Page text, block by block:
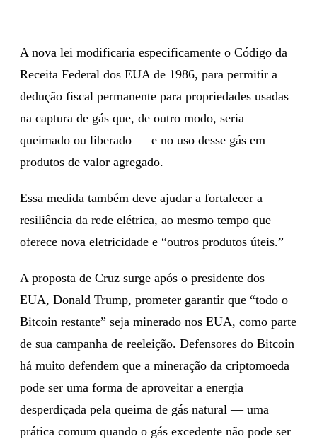
A nova lei modificaria especificamente o Código da
Receita Federal dos EUA de 1986, para permitir a
dedução fiscal permanente para propriedades usadas
na captura de gás que, de outro modo, seria
queimado ou liberado — e no uso desse gás em
produtos de valor agregado.
Essa medida também deve ajudar a fortalecer a
resiliência da rede elétrica, ao mesmo tempo que
oferece nova eletricidade e “outros produtos úteis.”
A proposta de Cruz surge após o presidente dos
EUA, Donald Trump, prometer garantir que “todo o
Bitcoin restante” seja minerado nos EUA, como parte
de sua campanha de reeleição. Defensores do Bitcoin
há muito defendem que a mineração da criptomoeda
pode ser uma forma de aproveitar a energia
desperdiçada pela queima de gás natural — uma
prática comum quando o gás excedente não pode ser